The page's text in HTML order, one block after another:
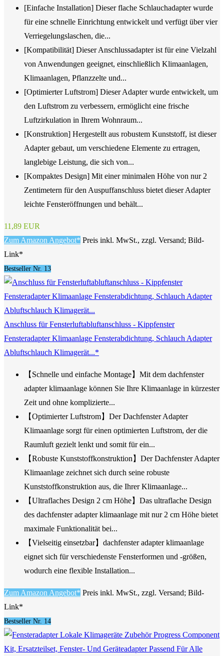
[Einfache Installation] Dieser flache Schlauchadapter wurde
für eine schnelle Einrichtung entwickelt und verfügt über vier
Verriegelungslaschen, die...
[Kompatibilität] Dieser Anschlussadapter ist für eine Vielzahl
von Anwendungen geeignet, einschließlich Klimaanlagen,
Klimaanlagen, Pflanzzelte und...
[Optimierter Luftstrom] Dieser Adapter wurde entwickelt, um
den Luftstrom zu verbessern, ermöglicht eine frische
Luftzirkulation in Ihrem Wohnraum...
[Konstruktion] Hergestellt aus robustem Kunststoff, ist dieser
Adapter gebaut, um verschiedene Elemente zu ertragen,
langlebige Leistung, die sich von...
[Kompaktes Design] Mit einer minimalen Höhe von nur 2
Zentimetern für den Auspuffanschluss bietet dieser Adapter
leichte Fensteröffnungen und behält...
11,89 EUR
Zum Amazon Angebot* Preis inkl. MwSt., zzgl. Versand; Bild-
Link*
Bestseller Nr. 13
Anschluss für Fensterluftabluftanschluss - Kippfenster
Fensteradapter Klimaanlage Fensterabdichtung, Schlauch Adapter
Abluftschlauch Klimagerät...*
【Schnelle und einfache Montage】Mit dem dachfenster
adapter klimaanlage können Sie Ihre Klimaanlage in kürzester
Zeit und ohne komplizierte...
【Optimierter Luftstrom】Der Dachfenster Adapter
Klimaanlage sorgt für einen optimierten Luftstrom, der die
Raumluft gezielt lenkt und somit für ein...
【Robuste Kunststoffkonstruktion】Der Dachfenster Adapter
Klimaanlage zeichnet sich durch seine robuste
Kunststoffkonstruktion aus, die Ihrer Klimaanlage...
【Ultraflaches Design 2 cm Höhe】Das ultraflache Design
des dachfenster adapter klimaanlage mit nur 2 cm Höhe bietet
maximale Funktionalität bei...
【Vielseitig einsetzbar】dachfenster adapter klimaanlage
eignet sich für verschiedenste Fensterformen und -größen,
wodurch eine flexible Installation...
Zum Amazon Angebot* Preis inkl. MwSt., zzgl. Versand; Bild-
Link*
Bestseller Nr. 14